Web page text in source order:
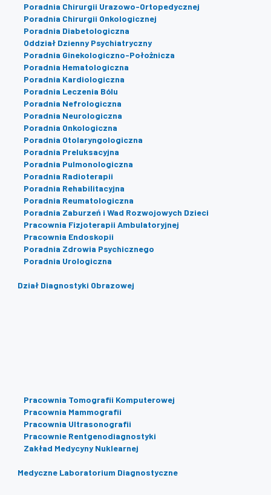
Poradnia Chirurgii Urazowo-Ortopedycznej
Poradnia Chirurgii Onkologicznej
Poradnia Diabetologiczna
Oddział Dzienny Psychiatryczny
Poradnia Ginekologiczno-Położnicza
Poradnia Hematologiczna
Poradnia Kardiologiczna
Poradnia Leczenia Bólu
Poradnia Nefrologiczna
Poradnia Neurologiczna
Poradnia Onkologiczna
Poradnia Otolaryngologiczna
Poradnia Preluksacyjna
Poradnia Pulmonologiczna
Poradnia Radioterapii
Poradnia Rehabilitacyjna
Poradnia Reumatologiczna
Poradnia Zaburzeń i Wad Rozwojowych Dzieci
Pracownia Fizjoterapii Ambulatoryjnej
Pracownia Endoskopii
Poradnia Zdrowia Psychicznego
Poradnia Urologiczna
Dział Diagnostyki Obrazowej
Pracownia Tomografii Komputerowej
Pracownia Mammografii
Pracownia Ultrasonografii
Pracownie Rentgenodiagnostyki
Zakład Medycyny Nuklearnej
Medyczne Laboratorium Diagnostyczne